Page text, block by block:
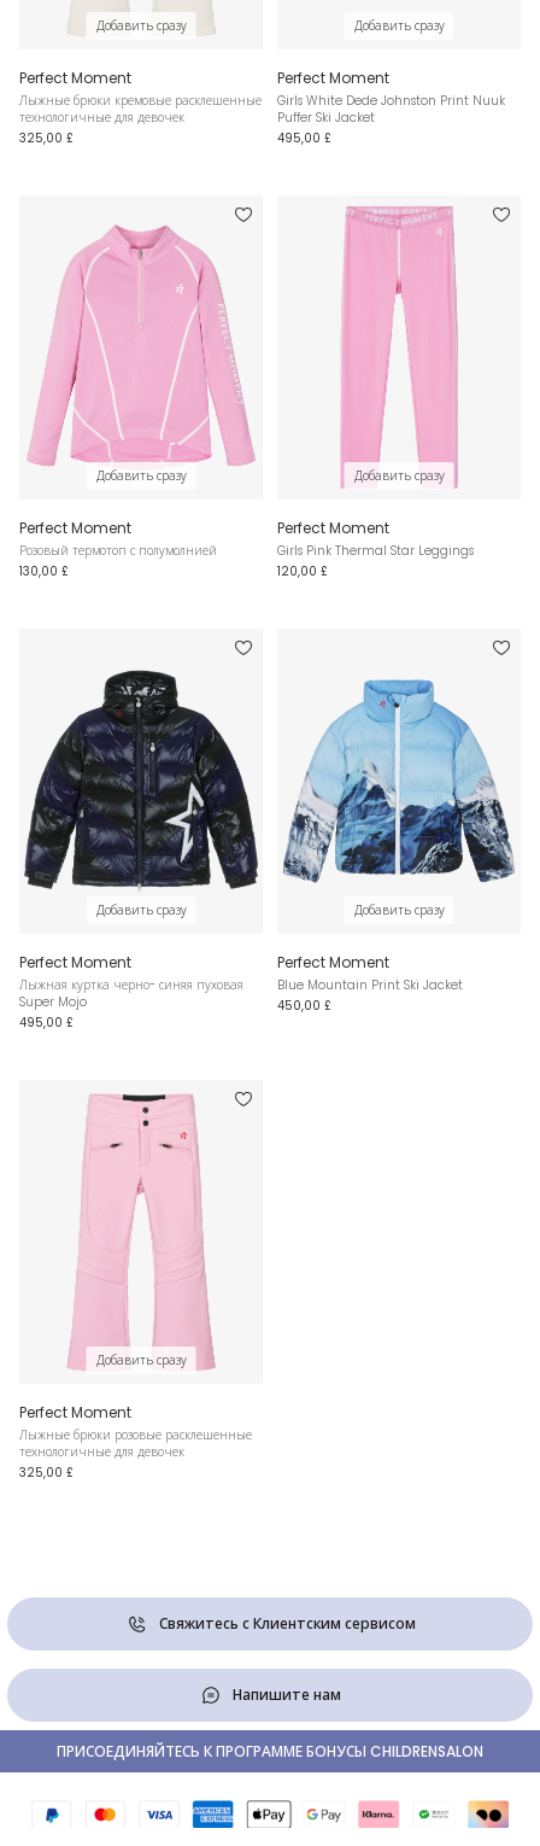
Добавить сразу
Perfect Moment
Лыжные брюки кремовые расклешенные
технологичные для девочек
325,00 £
Добавить сразу
Perfect Moment
Girls White Dede Johnston Print Nuuk
Puffer Ski Jacket
495,00 £
Добавить сразу
Perfect Moment
Розовый термотоп с полумолнией
130,00 £
Добавить сразу
Perfect Moment
Girls Pink Thermal Star Leggings
120,00 £
Добавить сразу
Perfect Moment
Лыжная куртка черно- синяя пуховая
Super Mojo
495,00 £
Добавить сразу
Perfect Moment
Blue Mountain Print Ski Jacket
450,00 £
Добавить сразу
Perfect Moment
Лыжные брюки розовые расклешенные
технологичные для девочек
325,00 £
Свяжитесь с Клиентским сервисом
Напишите нам
ПРИСОЕДИНЯЙТЕСЬ К ПРОГРАММЕ БОНУСЫ CHILDRENSALON